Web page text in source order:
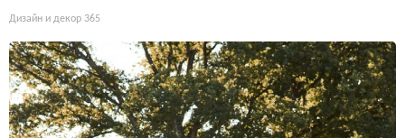
Дизайн и декор 365